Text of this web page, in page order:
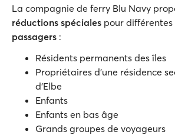
La compagnie de ferry Blu Navy
réductions spéciales pour différentes
passagers :
Résidents permanents des îles
Propriétaires d’une résidence
d'Elbe
Enfants
Enfants en bas âge
Grands groupes de voyageurs